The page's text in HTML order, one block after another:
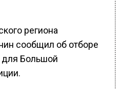
региона
сообщил об отборе
Большой